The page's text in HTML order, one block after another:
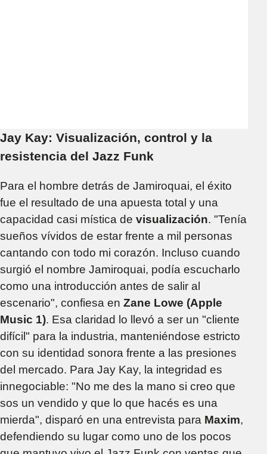
Jay Kay: Visualización, control y la
resistencia del Jazz Funk
Para el hombre detrás de Jamiroquai, el éxito
fue el resultado de una apuesta total y una
capacidad casi mística de visualización. "Tenía
sueños vívidos de estar frente a mil personas
cantando con todo mi corazón. Incluso cuando
surgió el nombre Jamiroquai, podía escucharlo
como una introducción antes de salir al
escenario", confiesa en Zane Lowe (Apple
Music 1). Esa claridad lo llevó a ser un "cliente
difícil" para la industria, manteniéndose estricto
con su identidad sonora frente a las presiones
del mercado. Para Jay Kay, la integridad es
innegociable: "No me des la mano si creo que
sos un vendido y que lo que hacés es una
mierda", disparó en una entrevista para Maxim,
defendiendo su lugar como uno de los pocos